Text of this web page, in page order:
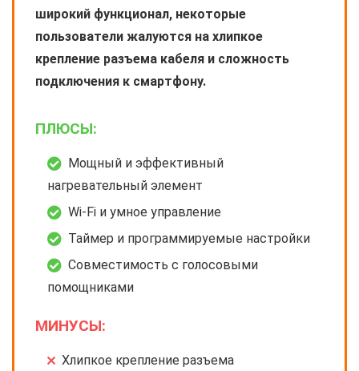
широкий функционал, некоторые
пользователи жалуются на хлипкое
крепление разъема кабеля и сложность
подключения к смартфону.
ПЛЮСЫ:
Мощный и эффективный
нагревательный элемент
Wi-Fi и умное управление
Таймер и программируемые настройки
Совместимость с голосовыми
помощниками
МИНУСЫ:
Хлипкое крепление разъема